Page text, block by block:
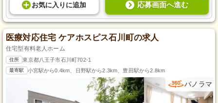
お気に入り に追加 応募画面へ進む
医療対応住宅 ケアホスピス石川町の求人
住宅型有料老人ホーム
住所 東京都八王子市石川町702-1
最寄駅 小宮駅から0.4km、日野駅から2.3km、豊田駅から2.8km
パノラマ